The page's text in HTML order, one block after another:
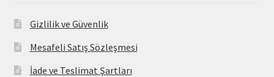
Gizlilik ve Güvenlik
Mesafeli Satış Sözleşmesi
İade ve Teslimat Şartları